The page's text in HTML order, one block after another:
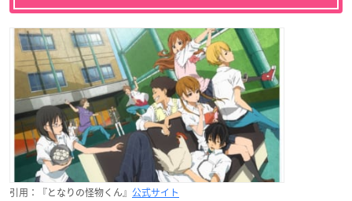
引用：『となりの怪物くん』 公式サイト